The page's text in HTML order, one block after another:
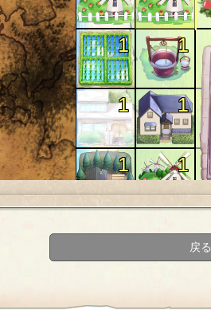
1
1
1
1
1
1
戻る